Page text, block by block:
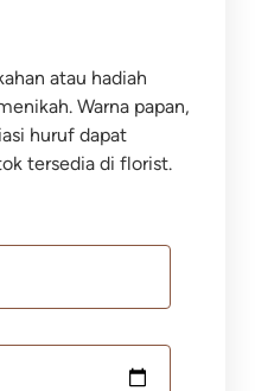
atau hadiah
Warna papan,
huruf dapat
tersedia di florist.